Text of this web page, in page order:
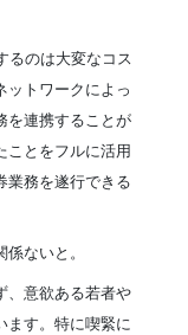
るのは大変なコス
ットワークによっ
を連携することが
ことをフルに活用
業務を遂行できる
ないと。
、意欲ある若者や
ます。特に喫緊に